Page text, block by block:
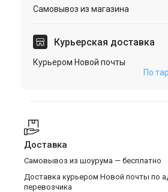
Самовывоз из магазина
Курьерская доставка
Курьером Новой почты
По
Доставка
Самовывоз из шоурума — бесплатно
Доставка курьером Новой почты по
перевозчика